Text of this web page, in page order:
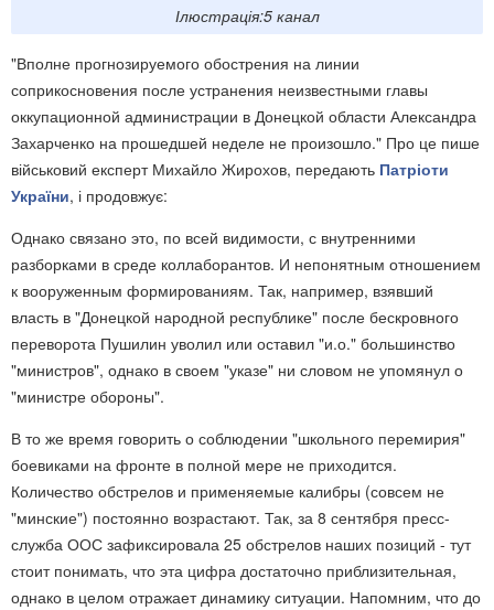
Ілюстрація:5 канал
"Вполне прогнозируемого обострения на линии
соприкосновения после устранения неизвестными главы
оккупационной администрации в Донецкой области Александра
Захарченко на прошедшей неделе не произошло." Про це пише
військовий експерт Михайло Жирохов, передають Патріоти
України, і продовжує:
Однако связано это, по всей видимости, с внутренними
разборками в среде коллаборантов. И непонятным отношением
к вооруженным формированиям. Так, например, взявший
власть в "Донецкой народной республике" после бескровного
переворота Пушилин уволил или оставил "и.о." большинство
"министров", однако в своем "указе" ни словом не упомянул о
"министре обороны".
В то же время говорить о соблюдении "школьного перемирия"
боевиками на фронте в полной мере не приходится.
Количество обстрелов и применяемые калибры (совсем не
"минские") постоянно возрастают. Так, за 8 сентября пресс-
служба ООС зафиксировала 25 обстрелов наших позиций - тут
стоит понимать, что эта цифра достаточно приблизительная,
однако в целом отражает динамику ситуации. Напомним, что до